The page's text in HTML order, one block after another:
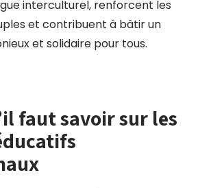
interculturel, renforcent les
et contribuent à bâtir un
et solidaire pour tous.
faut savoir sur les